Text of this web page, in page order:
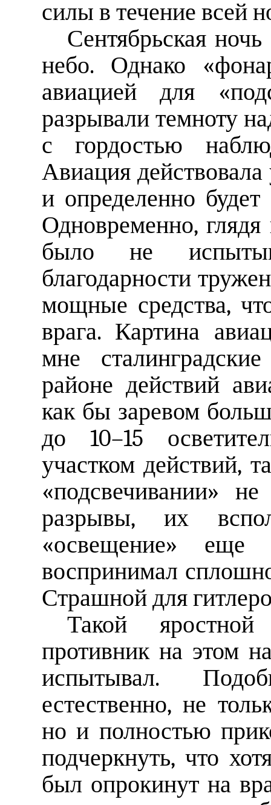
силы в течение всей
Сентябрьская
небо. Однако
авиацией для
разрывали темноту
с гордостью
Авиация
и определенно
Одновременно, глядя
было не
благодарности
мощные средства,
врага. Картина
мне
районе действий
как бы заревом
до 10–15
участком действий,
«подсвечивании»
разрывы, их
«освещение»
воспринимал
Страшной для
Такой
противник на этом
испытывал.
естественно, не
но и полностью
подчеркнуть, что
был опрокинут на